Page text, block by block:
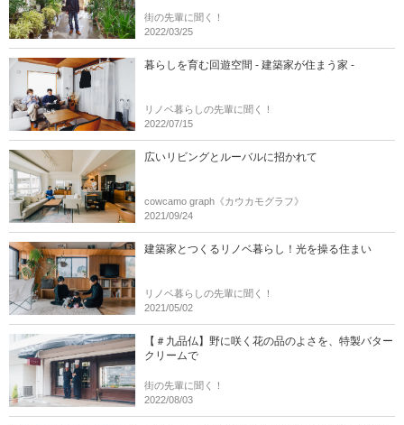
街の先輩に聞く！
2022/03/25
暮らしを育む回遊空間 - 建築家が住まう家 -
リノベ暮らしの先輩に聞く！
2022/07/15
広いリビングとルーバルに招かれて
cowcamo graph《カウカモグラフ》
2021/09/24
建築家とつくるリノベ暮らし！光を操る住まい
リノベ暮らしの先輩に聞く！
2021/05/02
【＃九品仏】野に咲く花の品のよさを、特製バター
クリームで
街の先輩に聞く！
2022/08/03